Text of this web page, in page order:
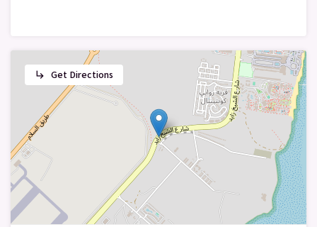
Get Directions
subdirectory_arrow_right